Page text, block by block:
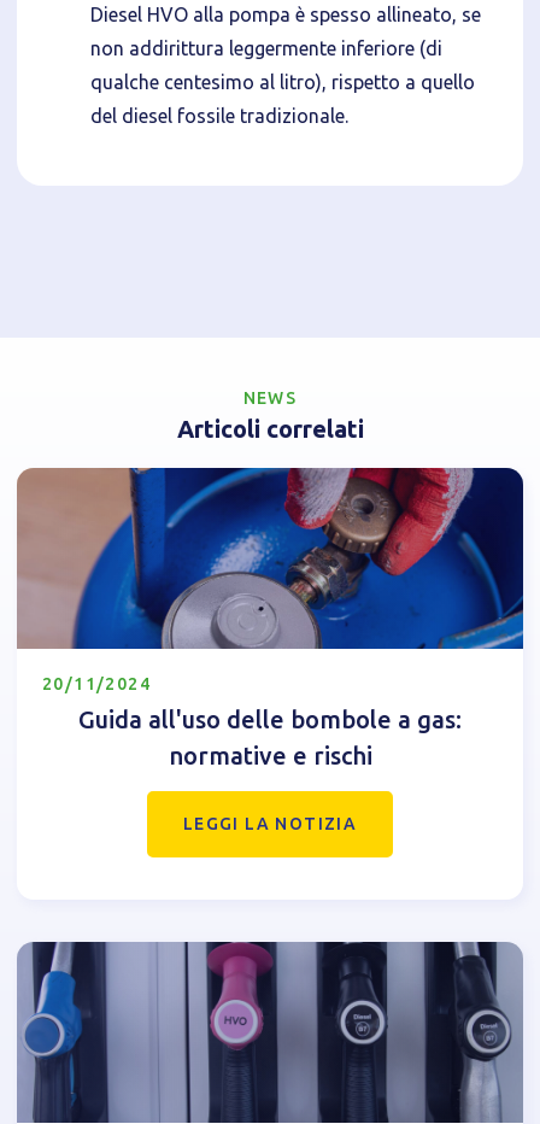
Diesel HVO alla pompa è spesso allineato, se
non addirittura leggermente inferiore (di
qualche centesimo al litro), rispetto a quello
del diesel fossile tradizionale.
NEWS
Articoli correlati
20/11/2024
Guida all'uso delle bombole a gas:
normative e rischi
LEGGI LA NOTIZIA